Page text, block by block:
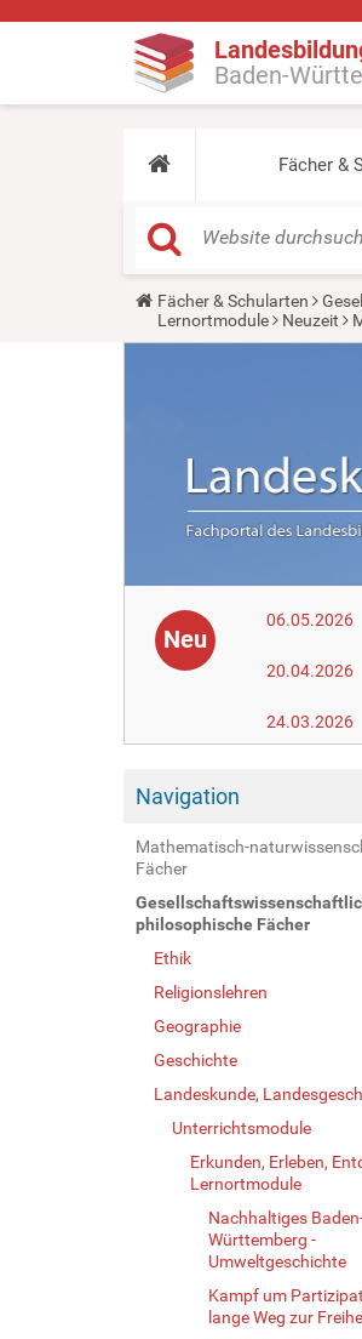
Baden-
Fächer &
Y
u
Fächer & Schularten
Lernortmodule
Neuzeit
Neu
06.05.2026
20.04.2026
24.03.2026
Navigation
Mathematisch-
Fächer
philosophische Fächer
Ethik
Religionslehren
Geographie
Geschichte
Landeskunde,
Unterrichtsmodule
Erkunden, Erleben,
Lernortmodule
Nachhaltiges
Württemberg -
Umweltgeschichte
Kampf um
lange Weg zur